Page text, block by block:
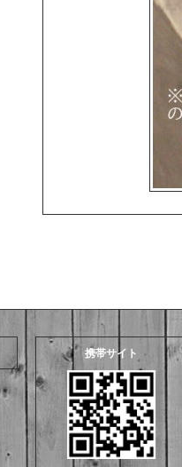
携帯サイト